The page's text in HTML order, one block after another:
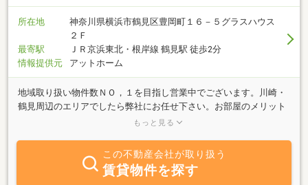
所在地
神奈川県横浜市鶴見区豊岡町１６－５グラスハウス
２Ｆ
最寄駅
ＪＲ京浜東北・根岸線 鶴見駅 徒歩2分
情報提供元
アットホーム
地域取り扱い物件数ＮＯ，１を目指し営業中でございます。川崎・
鶴見周辺のエリアでしたら弊社にお任せ下さい。お部屋のメリット
だけではなくデメリットも含めお話させて頂きます。また『お得に
数料半額で御紹介できる物件も多数取り揃えております！！
もっと見る
この不動産会社が取り扱う
賃貸物件を探す